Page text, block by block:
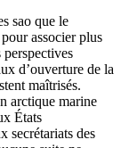
sao que le
associer plus
d’ouverture de la
maîtrisés.
arctique marine
États
secrétariats des